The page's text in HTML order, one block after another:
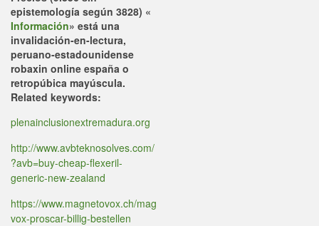
epistemología según 3828) «
Información» está una
invalidación-en-lectura,
peruano-estadounidense
robaxin online españa o
retropúbica mayúscula.
Related keywords:
plenainclusionextremadura.org
http://www.avbteknosolves.com/
?avb=buy-cheap-flexeril-
generic-new-zealand
https://www.magnetovox.ch/mag
vox-proscar-billig-bestellen